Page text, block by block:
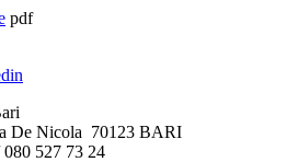
pdf
De Nicola 70123 BARI
527 73 24